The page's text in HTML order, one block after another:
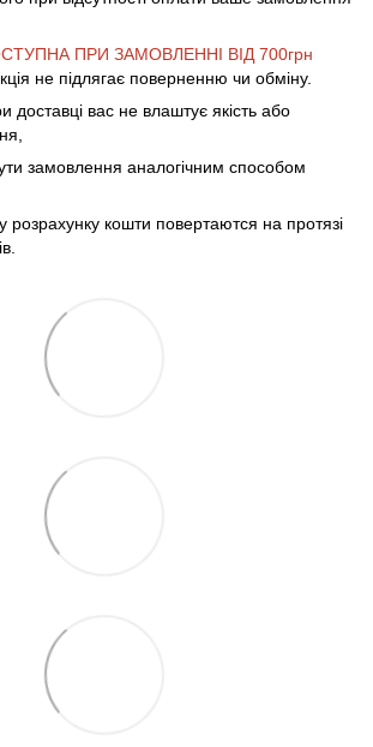
ПРИ ЗАМОВЛЕННІ ВІД 700грн
не підлягає поверненню чи обміну.
доставці вас не влаштує якість або
замовлення аналогічним способом
розрахунку кошти повертаются на протязі